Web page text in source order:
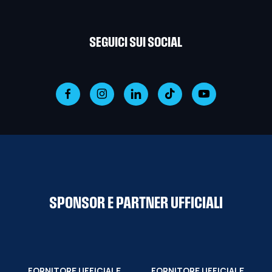
SEGUICI SUI SOCIAL
SPONSOR E PARTNER UFFICIALI